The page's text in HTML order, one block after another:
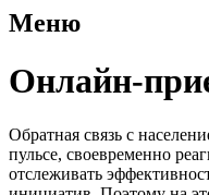
Меню
Онлайн-
Обратная связь с
пульсе, своевременно
отслеживать